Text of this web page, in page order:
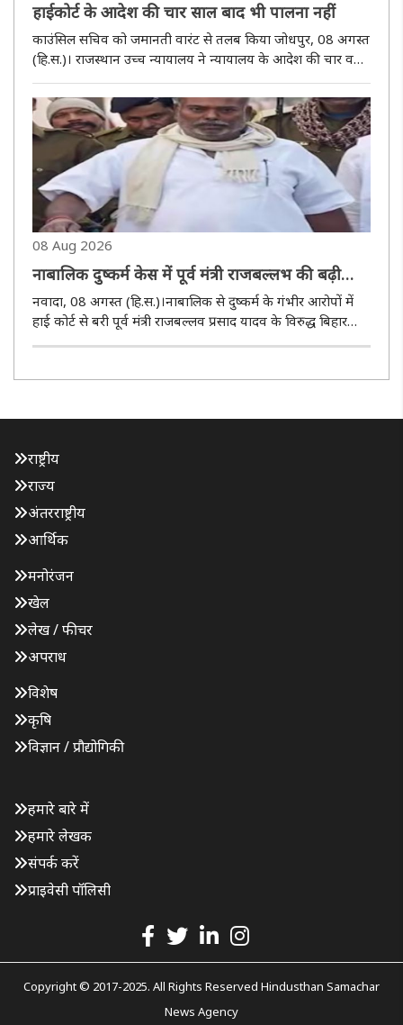
हाईकोर्ट के आदेश की चार साल बाद भी पालना नहीं
काउंसिल सचिव को जमानती वारंट से तलब किया जोधपुर, 08 अगस्त
(हि.स.)। राजस्थान उच्च न्यायालय ने न्यायालय के आदेश की चार वर्ष
बीतने के बावजूद पालना नहीं किए जाने और अवमानना याचिका के
नोटिस तामील होने के बाद भी संबंधित अधिकारी के न्यायालय में
उपस्थित ..
08 Aug 2026
नाबालिक दुष्कर्म केस में पूर्व मंत्री राजबल्लभ की बढ़ी
मुश्किलें
नवादा, 08 अगस्त (हि.स.)।नाबालिक से दुष्कर्म के गंभीर आरोपों में
हाई कोर्ट से बरी पूर्व मंत्री राजबल्लव प्रसाद यादव के विरुद्ध बिहार
सरकार की ओर से सुप्रीम कोर्ट में विशेष अनुमति याचिका दायर करने
राष्ट्रीय
राज्य
अंतरराष्ट्रीय
आर्थिक
मनोरंजन
खेल
लेख / फीचर
अपराध
विशेष
कृषि
विज्ञान / प्रौद्योगिकी
हमारे बारे में
हमारे लेखक
संपर्क करें
प्राइवेसी पॉलिसी
Copyright © 2017-2025. All Rights Reserved Hindusthan Samachar
News Agency